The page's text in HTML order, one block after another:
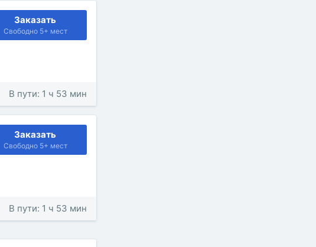
Заказать
Свободно 5+ мест
В пути: 1 ч 53 мин
Заказать
Свободно 5+ мест
В пути: 1 ч 53 мин